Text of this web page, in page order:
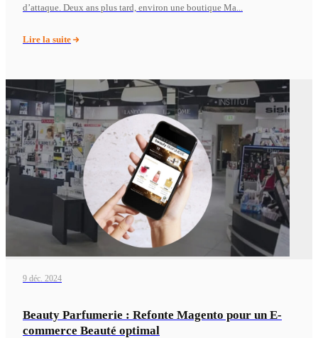
d’attaque. Deux ans plus tard, environ une boutique Ma...
Lire la suite
9 déc. 2024
Beauty Parfumerie : Refonte Magento pour un E-
commerce Beauté optimal